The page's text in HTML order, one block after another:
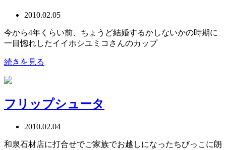
2010.02.05
今から4年くらい前、ちょうど結婚するかしないかの時期に
一目惚れしたイイホシユミコさんのカップ
続きを見る
フリップシュータ
2010.02.04
和泉石材店に打合せでご家族でお越しになったちびっこに朗